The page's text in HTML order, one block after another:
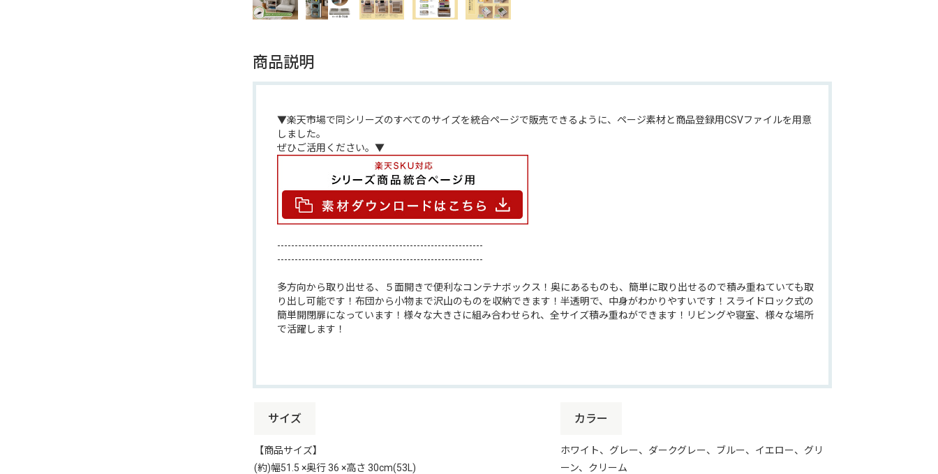
商品説明
▼楽天市場で同シリーズのすべてのサイズを統合ページで販売できるように、ページ素材と商品登録用CSVファイルを用意
しました。
ぜひご活用ください。▼
-----------------------------------------------------------
-----------------------------------------------------------
多方向から取り出せる、５面開きで便利なコンテナボックス！奥にあるものも、簡単に取り出せるので積み重ねていても取
り出し可能です！布団から小物まで沢山のものを収納できます！半透明で、中身がわかりやすいです！スライドロック式の
簡単開閉扉になっています！様々な大きさに組み合わせられ、全サイズ積み重ねができます！リビングや寝室、様々な場所
で活躍します！
サイズ
【商品サイズ】
(約)幅51.5 ×奥行 36 ×高さ 30cm(53L)
カラー
ホワイト、グレー、ダークグレー、ブルー、イエロー、グリ
ーン、クリーム